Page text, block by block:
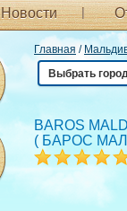
Новости
Главная /
Выбрать
BAROS
( БАРОС